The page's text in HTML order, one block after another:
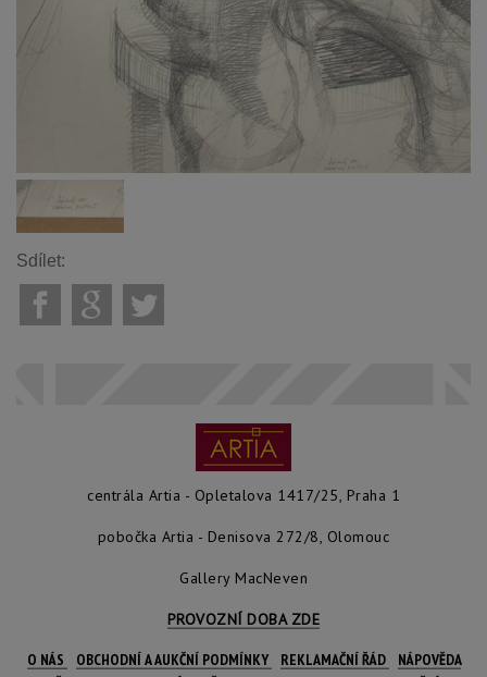
Sdílet:
centrála Artia - Opletalova 1417/25, Praha 1
pobočka Artia - Denisova 272/8, Olomouc
Gallery MacNeven
PROVOZNÍ DOBA ZDE
O NÁS OBCHODNÍ A AUKČNÍ PODMÍNKY REKLAMAČNÍ ŘÁD
NÁPOVĚDA